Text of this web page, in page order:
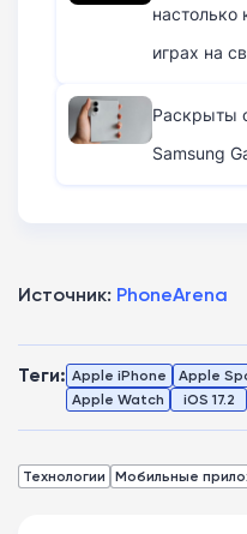
настолько
играх на
Раскрыты
Samsung
Источник: PhoneArena
Теги: Apple iPhone Apple
Apple Watch
iOS 17.2
Технологии Мобильные